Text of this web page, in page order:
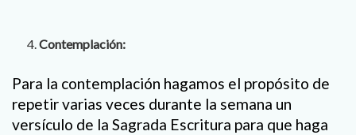
Contemplación:
Para la contemplación hagamos el propósito de
repetir varias veces durante la semana un
versículo de la Sagrada Escritura para que haga